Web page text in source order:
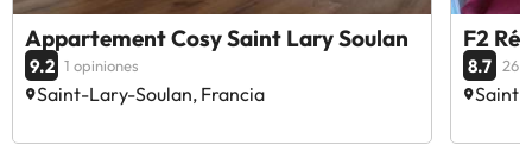
Appartement Cosy Saint Lary Soulan
9.2 1 opiniones
Saint-Lary-Soulan, Francia
F2
8.7 26
Saint-